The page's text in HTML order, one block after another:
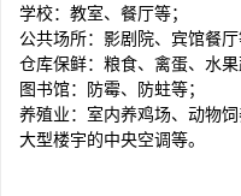
学校：教室、餐厅等；
公共场所：影剧院、宾馆餐厅
仓库保鲜：粮食、禽蛋、水果
图书馆：防霉、防蛀等；
养殖业：室内养鸡场、动物饲
大型楼宇的中央空调等。